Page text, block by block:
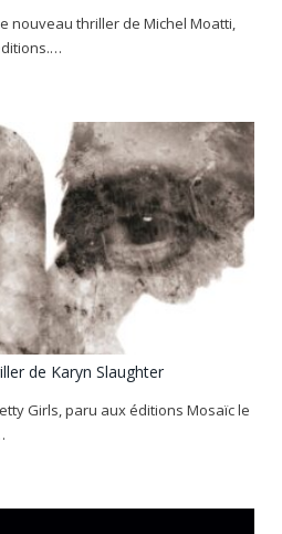
nouveau thriller de Michel Moatti,
de Karyn Slaughter
Girls, paru aux éditions Mosaïc le